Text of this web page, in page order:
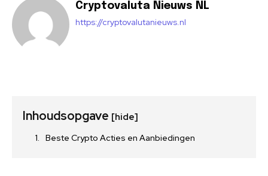
Cryptovaluta Nieuws NL
https://cryptovalutanieuws.nl
Inhoudsopgave [hide]
Beste Crypto Acties en Aanbiedingen